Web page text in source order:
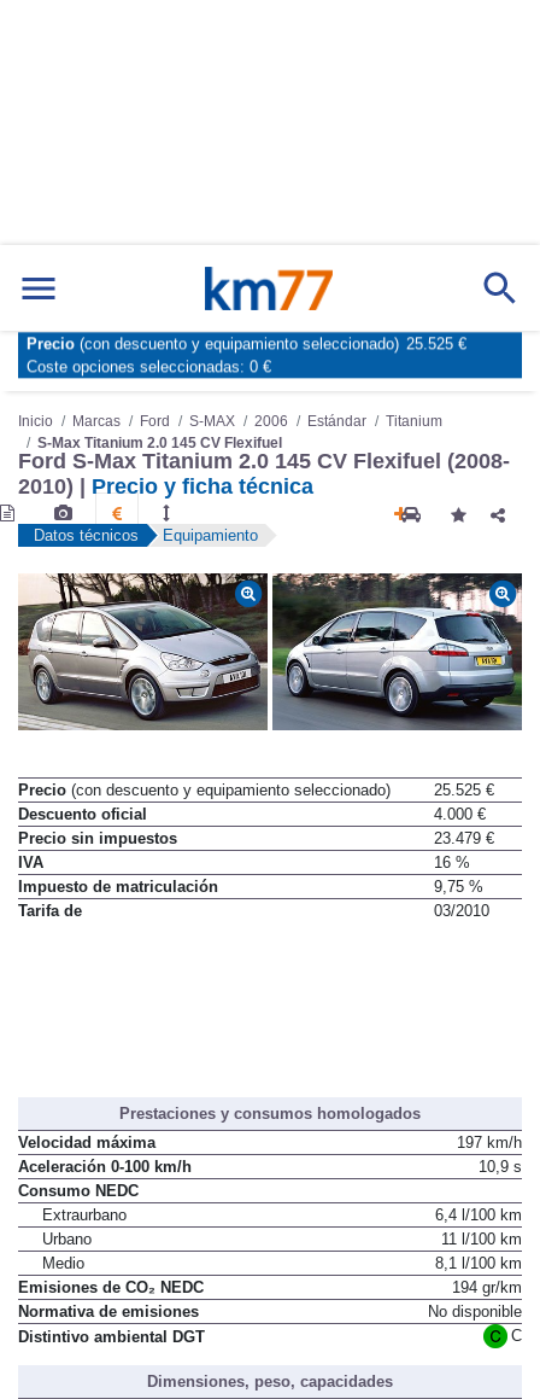
Marcas Comparador de coches
Inicio Marcas Ford S-MAX 2006 Estándar
Titanium
S-Max Titanium 2.0 145 CV Flexifuel
Ford S-Max Titanium 2.0 145 CV Flexifuel (2008-
2010) | Precio y ficha técnica
Datos técnicos Equipamiento
Precio (con descuento y equipamiento seleccionado)
25.525 €
Descuento oficial
4.000 €
Precio sin impuestos
23.479 €
IVA
16 %
Impuesto de matriculación
9,75 %
Tarifa de
03/2010
Prestaciones y consumos homologados
Velocidad máxima
197 km/h
Aceleración 0-100 km/h
10,9 s
Consumo NEDC
Extraurbano
6,4 l/100 km
Urbano
11 l/100 km
Medio
8,1 l/100 km
Emisiones de CO₂ NEDC
194 gr/km
Normativa de emisiones
No disponible
Distintivo ambiental DGT
C
Dimensiones, peso, capacidades
Precio (con descuento y equipamiento seleccionado) 25.525 €
Coste opciones seleccionadas: 0 €